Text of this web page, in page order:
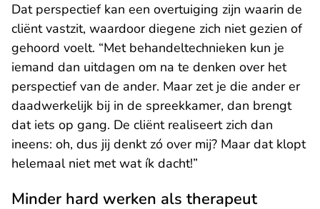
Dat perspectief kan een overtuiging zijn waarin de
cliënt vastzit, waardoor diegene zich niet gezien of
gehoord voelt. “Met behandeltechnieken kun je
iemand dan uitdagen om na te denken over het
perspectief van de ander. Maar zet je die ander er
daadwerkelijk bij in de spreekkamer, dan brengt
dat iets op gang. De cliënt realiseert zich dan
ineens: oh, dus jij denkt zó over mij? Maar dat klopt
helemaal niet met wat ík dacht!”
Minder hard werken als therapeut